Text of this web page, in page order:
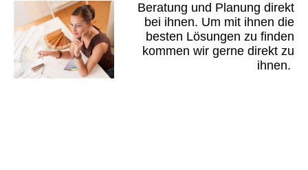
Beratung und Planung direkt
bei ihnen. Um mit ihnen die
besten Lösungen zu finden
kommen wir gerne direkt zu
ihnen.